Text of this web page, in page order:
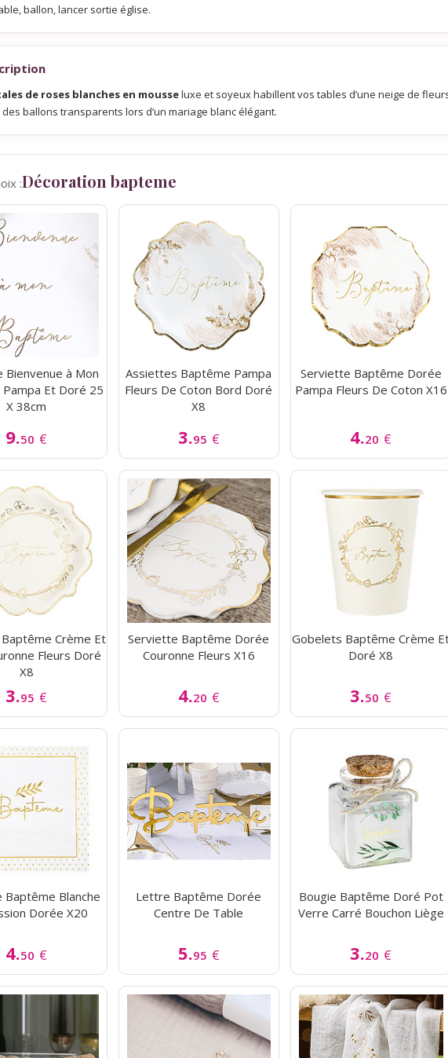
ballon, lancer sortie église.
de roses blanches en mousseluxe et soyeux habillent vos tables d’une neige de
ballons transparents lors d’un mariage blanc élégant.
:Décoration bapteme
Bienvenue à Mon
Et Doré 25
X 38cm
9.50 €
Assiettes Baptême Pampa
Fleurs De Coton Bord Doré
X8
3.95 €
Serviette Baptême Dorée
Pampa Fleurs De Coton X16
4.20 €
Crème Et
Fleurs Doré
X8
3.95 €
Serviette Baptême Dorée
Couronne Fleurs X16
4.20 €
Gobelets Baptême Crème
Doré X8
3.50 €
Baptême Blanche
Dorée X20
4.50 €
Lettre Baptême Dorée
Centre De Table
5.95 €
Bougie Baptême Doré Pot
Verre Carré Bouchon Liège
3.20 €